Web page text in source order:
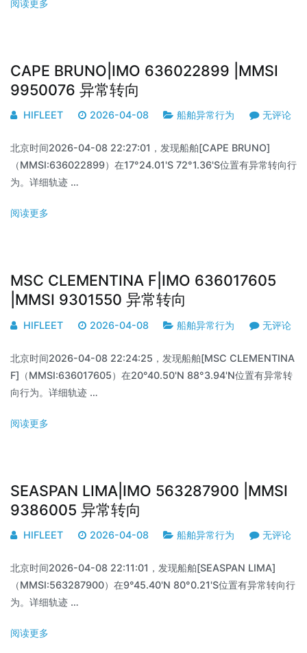
阅读更多
CAPE BRUNO|IMO 636022899 |MMSI
9950076 异常转向
HIFLEET 2026-04-08 船舶异常行为 无评论
北京时间2026-04-08 22:27:01，发现船舶[CAPE BRUNO]
（MMSI:636022899）在17°24.01'S 72°1.36'S位置有异常转向行
为。详细轨迹 …
阅读更多
MSC CLEMENTINA F|IMO 636017605
|MMSI 9301550 异常转向
HIFLEET 2026-04-08 船舶异常行为 无评论
北京时间2026-04-08 22:24:25，发现船舶[MSC CLEMENTINA
F]（MMSI:636017605）在20°40.50'N 88°3.94'N位置有异常转
向行为。详细轨迹 …
阅读更多
SEASPAN LIMA|IMO 563287900 |MMSI
9386005 异常转向
HIFLEET 2026-04-08 船舶异常行为 无评论
北京时间2026-04-08 22:11:01，发现船舶[SEASPAN LIMA]
（MMSI:563287900）在9°45.40'N 80°0.21'S位置有异常转向行
为。详细轨迹 …
阅读更多